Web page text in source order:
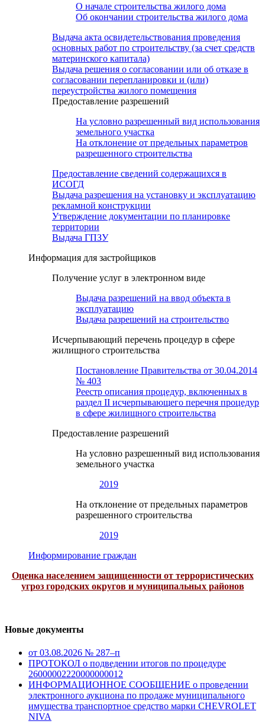
О начале строительства жилого дома
Об окончании строительства жилого дома
Выдача акта освидетельствования проведения
основных работ по строительству (за счет средств
материнского капитала)
Выдача решения о согласовании или об отказе в
согласовании перепланировки и (или)
переустройства жилого помещения
Предоставление разрешений
На условно разрешенный вид использования
земельного участка
На отклонение от предельных параметров
разрешенного строительства
Предоставление сведений содержащихся в
ИСОГД
Выдача разрешения на установку и эксплуатацию
рекламной конструкции
Утверждение документации по планировке
территории
Выдача ГПЗУ
Информация для застройщиков
Получение услуг в электронном виде
Выдача разрешений на ввод объекта в
эксплуатацию
Выдача разрешений на строительство
Исчерпывающий перечень процедур в сфере
жилищного строительства
Постановление Правительства от 30.04.2014
№ 403
Реестр описания процедур, включенных в
раздел II исчерпывающего перечня процедур
в сфере жилищного строительства
Предоставление разрешений
На условно разрешенный вид использования
земельного участка
2019
На отклонение от предельных параметров
разрешенного строительства
2019
Информирование граждан
Оценка населением защищенности от террористических
угроз городских округов и муниципальных районов
Новые документы
от 03.08.2026 № 287–п
ПРОТОКОЛ о подведении итогов по процедуре
26000002220000000012
ИНФОРМАЦИОННОЕ СООБЩЕНИЕ о проведении
электронного аукциона по продаже муниципального
имущества транспортное средство марки CHEVROLET
NIVA